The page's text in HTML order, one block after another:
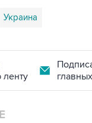
Украина